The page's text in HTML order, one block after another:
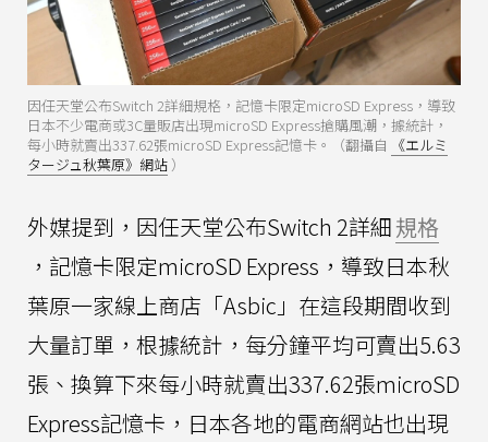
因任天堂公布Switch 2詳細規格，記憶卡限定microSD Express，導致
日本不少電商或3C量販店出現microSD Express搶購風潮，據統計，
每小時就賣出337.62張microSD Express記憶卡。（翻攝自
《エルミ
タージュ秋葉原》網站 ）
外媒提到，因任天堂公布Switch 2詳細規格
，記憶卡限定microSD Express，導致日本秋
葉原一家線上商店「Asbic」在這段期間收到
大量訂單，根據統計，每分鐘平均可賣出5.63
張、換算下來每小時就賣出337.62張microSD
Express記憶卡，日本各地的電商網站也出現